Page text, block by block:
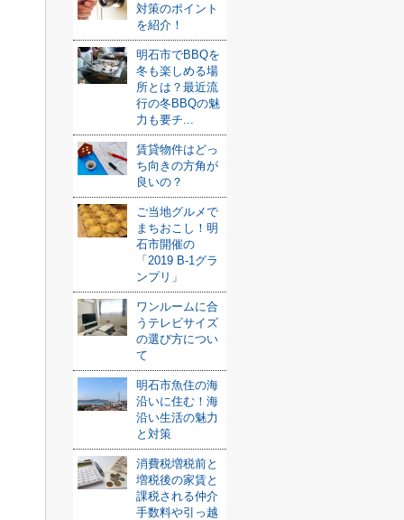
対策のポイント
を紹介！
明石市でBBQを
冬も楽しめる場
所とは？最近流
行の冬BBQの魅
力も要チ...
賃貸物件はどっ
ち向きの方角が
良いの？
ご当地グルメで
まちおこし！明
石市開催の
「2019 B-1グラ
ンプリ」
ワンルームに合
うテレビサイズ
の選び方につい
て
明石市魚住の海
沿いに住む！海
沿い生活の魅力
と対策
消費税増税前と
増税後の家賃と
課税される仲介
手数料や引っ越